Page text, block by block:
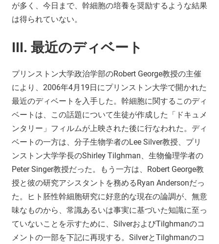
が多く、今日まで、幹細胞の培養を奨励するような結果
は得られていない。
III. 最近のディベート
プリンストン大学政治学部のRobert George教授の主催
により、2006年4月19日にプリンストン大学で開かれた
最近のディベートを入手した。幹細胞に関するこのディ
ベートは、この話題について生徒が作成した「ドキュメ
ンタリー」フィルムが上映された後に行なわれた。ディ
ベートの一方は、分子生物学者のLee Silver教授、プリ
ンストン大学学長のShirley Tilghman、生物倫理学者の
Peter Singer教授だった。もう一方は、Robert George教
授と彼の研究アシスタントを務めるRyan Andersonだっ
た。ヒト胚性幹細胞研究に好意的な現在の論調が、無意
味なものから、常識あるいは事実に基づいた知識に至っ
ていないことを示すために、SilverおよびTilghmanのコ
メントの一部を下記に再現する。SilverとTilghmanのコ